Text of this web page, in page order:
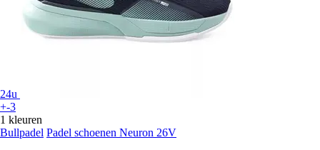
24u
+-3
1 kleuren
Bullpadel Padel schoenen Neuron 26V